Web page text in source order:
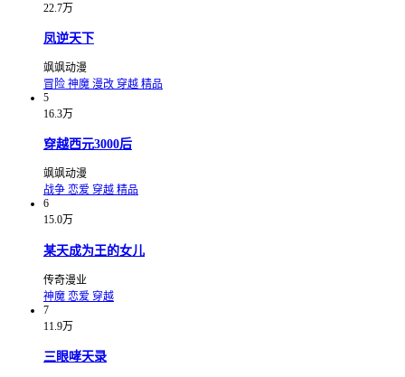
22.7万
凤逆天下
飒飒动漫
冒险 神魔 漫改 穿越 精品
5
16.3万
穿越西元3000后
飒飒动漫
战争 恋爱 穿越 精品
6
15.0万
某天成为王的女儿
传奇漫业
神魔 恋爱 穿越
7
11.9万
三眼哮天录